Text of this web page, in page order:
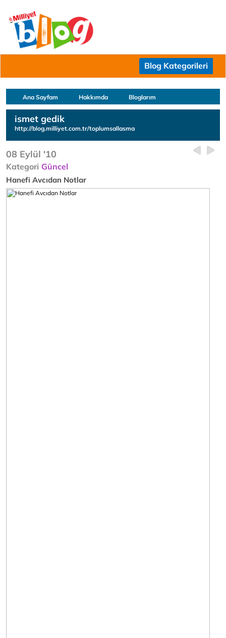
Blog Kategorileri
Ana Sayfam Hakkımda Bloglarım
ismet gedik
http://blog.milliyet.com.tr/toplumsallasma
08 Eylül '10
Kategori Güncel
Hanefi Avcıdan Notlar